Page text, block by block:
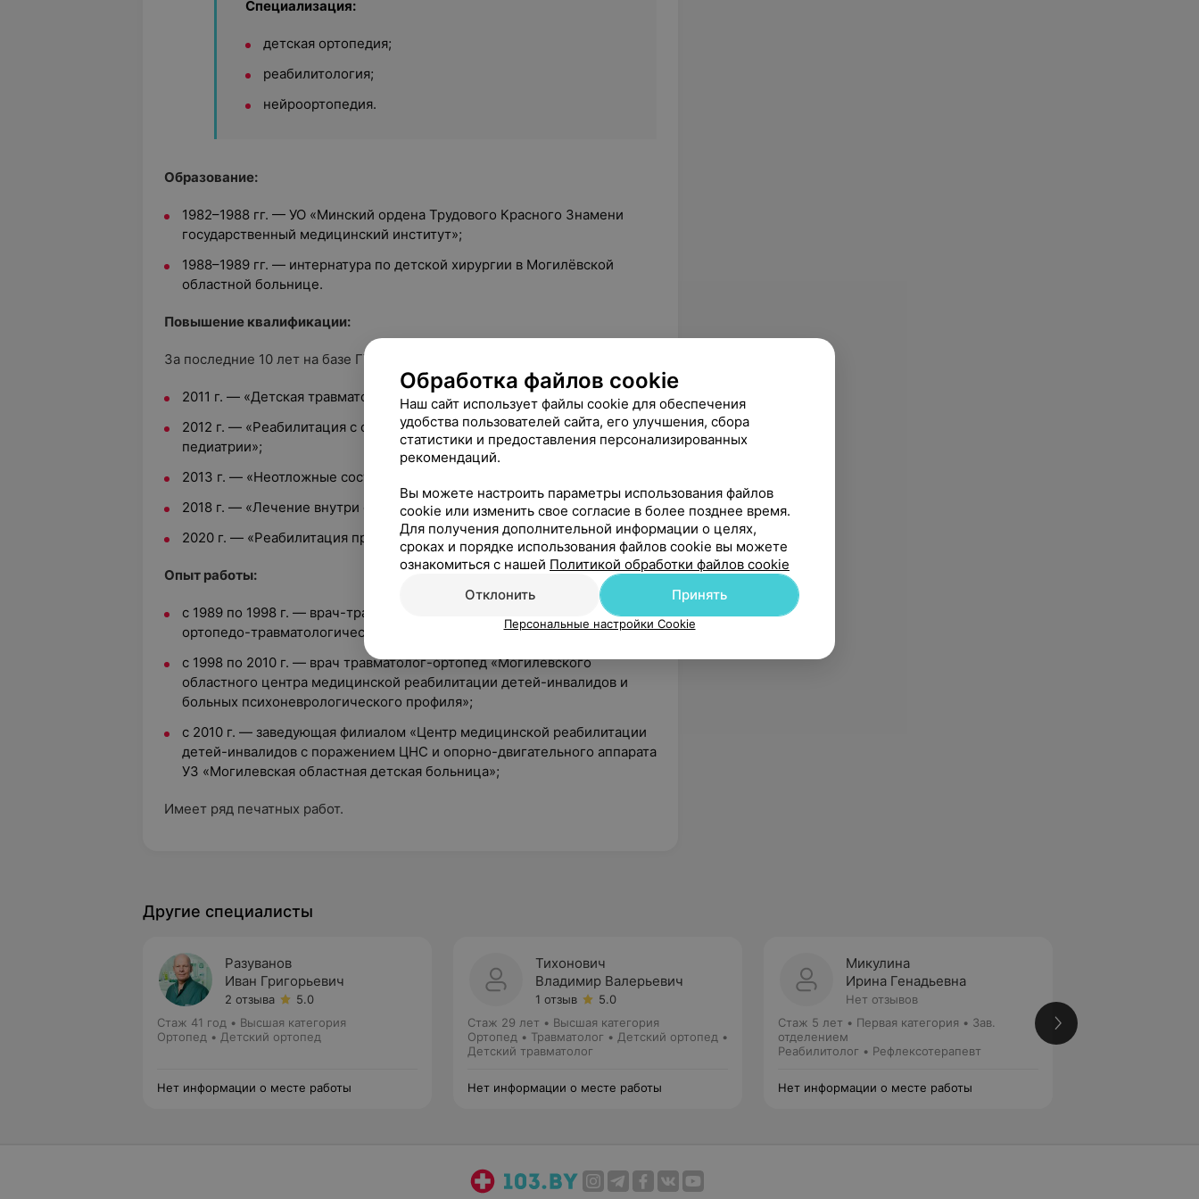
Специализация:
детская ортопедия;
реабилитология;
нейроортопедия.
Образование:
1982–1988 гг. — УО «Минский ордена Трудового Красного Знамени
государственный медицинский институт»;
1988–1989 гг. — интернатура по детской хирургии в Могилёвской
областной больнице.
Повышение квалификации:
За последние 10 лет на базе ГУО «БелМАПО» г. Минск:
2011 г. — «Детская травматология и ортопедия»;
2012 г. — «Реабилитация с основами медицинской экспертизы в
педиатрии»;
2013 г. — «Неотложные состояния в детской неврологии»;
2018 г. — «Лечение внутри суставных и околосуставных переломов»;
2020 г. — «Реабилитация при двигательных нарушениях».
Опыт работы:
с 1989 по 1998 г. — врач-травматолог экстренной помощи детского
ортопедо-травматологического отделения УЗ «МГБСМП»;
с 1998 по 2010 г. — врач травматолог-ортопед «Могилёвского
областного центра медицинской реабилитации детей-инвалидов и
больных психоневрологического профиля»;
с 2010 г. — заведующая филиалом «Центр медицинской реабилитации
детей-инвалидов с поражением ЦНС и опорно-двигательного аппарата
УЗ «Могилевская областная детская больница»;
Имеет ряд печатных работ.
Другие специалисты
Разуванов
Иван Григорьевич
2 отзыва
5.0
Стаж 41 год • Высшая категория
Ортопед • Детский ортопед
Нет информации о месте работы
Тихонович
Владимир Валерьевич
1 отзыв
5.0
Стаж 29 лет • Высшая категория
Ортопед • Травматолог • Детский ортопед •
Детский травматолог
Нет информации о месте работы
Микулина
Ирина Генадьевна
Нет отзывов
Стаж 5 лет • Первая категория • Зав.
отделением
Реабилитолог • Рефлексотерапевт
Нет информации о месте работы
Обработка файлов cookie
Наш сайт использует файлы cookie для обеспечения
удобства пользователей сайта, его улучшения, сбора
статистики и предоставления персонализированных
рекомендаций.
Вы можете настроить параметры использования файлов
cookie или изменить свое согласие в более позднее время.
Для получения дополнительной информации о целях,
сроках и порядке использования файлов cookie вы можете
ознакомиться с нашей Политикой обработки файлов cookie
Отклонить
Принять
Персональные настройки Cookie